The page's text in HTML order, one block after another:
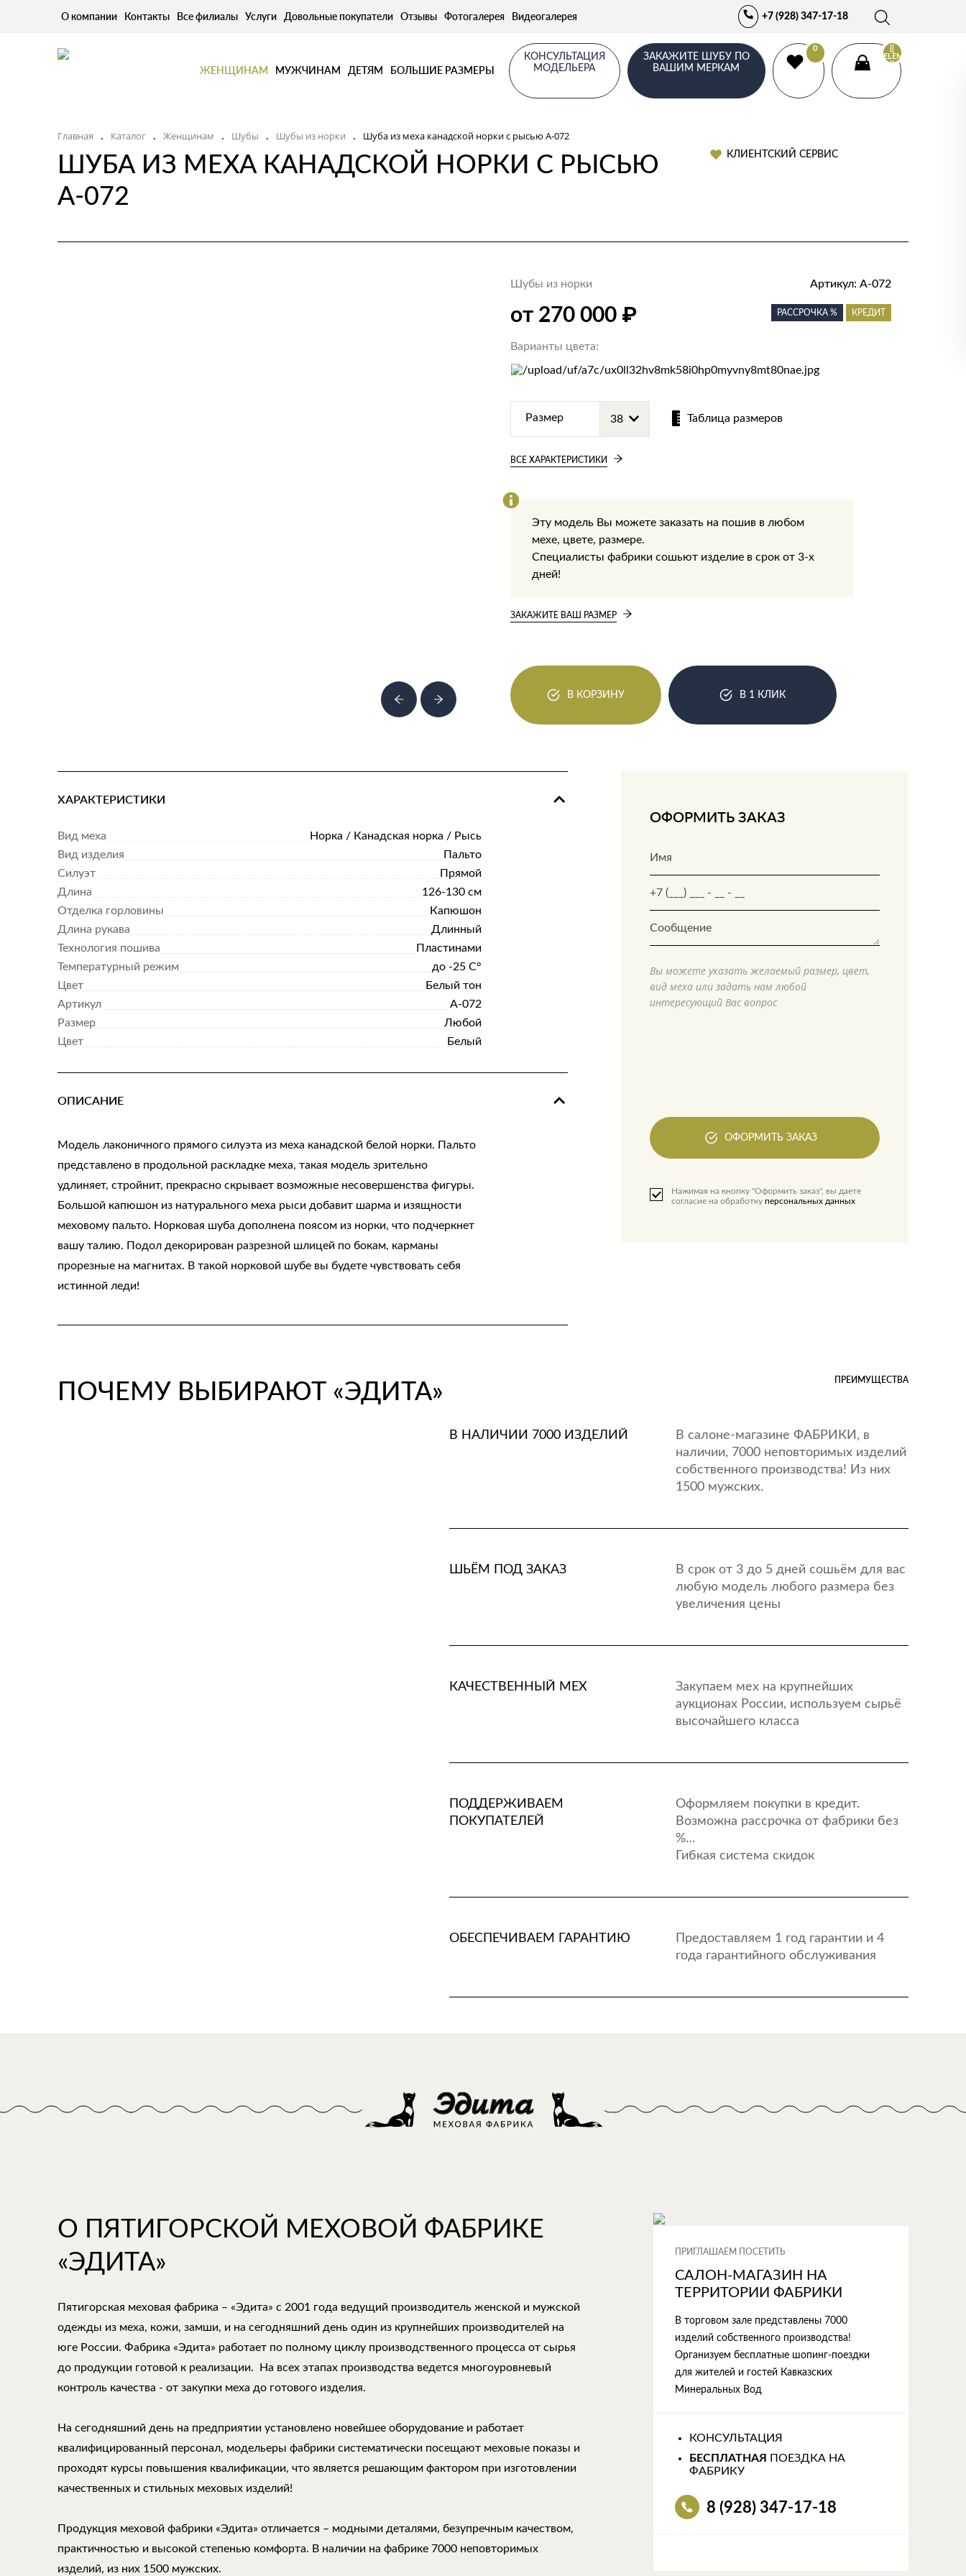
О компании Контакты Все филиалы Услуги Довольные покупатели Отзывы Фотогалерея Видеогалерея +7 (928) 347-17-18
ЖЕНЩИНАМ МУЖЧИНАМ ДЕТЯМ БОЛЬШИЕ РАЗМЕРЫ
КОНСУЛЬТАЦИЯ
МОДЕЛЬЕРА
ЗАКАЖИТЕ ШУБУ ПО
ВАШИМ МЕРКАМ
0
{{
ELEMENTS.LENGTH
}}
Главная . Каталог . Женщинам . Шубы . Шубы из норки . Шуба из меха канадской норки с рысью А-072
ШУБА ИЗ МЕХА КАНАДСКОЙ НОРКИ С РЫСЬЮ
А-072
КЛИЕНТСКИЙ СЕРВИС
Шубы из норки Артикул:А-072
от 270 000 ₽ РАССРОЧКА % КРЕДИТ
Варианты цвета:
Размер Таблица размеров
ВСЕ ХАРАКТЕРИСТИКИ
Эту модель Вы можете заказать на пошив в любом
мехе, цвете, размере.
Специалисты фабрики сошьют изделие в срок от 3-х
дней!
ЗАКАЖИТЕ ВАШ РАЗМЕР
В КОРЗИНУ В 1 КЛИК
ХАРАКТЕРИСТИКИ
Вид меха
Норка / Канадская норка / Рысь
Вид изделия
Пальто
Силуэт
Прямой
Длина
126-130 см
Отделка горловины
Капюшон
Длина рукава
Длинный
Технология пошива
Пластинами
Температурный режим
до -25 С°
Цвет
Белый тон
Артикул
А-072
Размер
Любой
Цвет
Белый
ОПИСАНИЕ
Модель лаконичного прямого силуэта из меха канадской белой норки. Пальто
представлено в продольной раскладке меха, такая модель зрительно
удлиняет, стройнит, прекрасно скрывает возможные несовершенства фигуры.
Большой капюшон из натурального меха рыси добавит шарма и изящности
меховому пальто. Норковая шуба дополнена поясом из норки, что подчеркнет
вашу талию. Подол декорирован разрезной шлицей по бокам, карманы
прорезные на магнитах. В такой норковой шубе вы будете чувствовать себя
истинной леди!
ОФОРМИТЬ ЗАКАЗ
Вы можете указать желаемый размер, цвет,
вид меха или задать нам любой
интересующий Вас вопрос
ОФОРМИТЬ ЗАКАЗ
Нажимая на кнопку "Оформить заказ", вы даете
согласие на обработку персональных данных
ПОЧЕМУ ВЫБИРАЮТ «ЭДИТА» ПРЕИМУЩЕСТВА
В НАЛИЧИИ 7000 ИЗДЕЛИЙ
В салоне-магазине ФАБРИКИ, в
наличии, 7000 неповторимых изделий
собственного производства! Из них
1500 мужских.
ШЬЁМ ПОД ЗАКАЗ
В срок от 3 до 5 дней сошьём для вас
любую модель любого размера без
увеличения цены
КАЧЕСТВЕННЫЙ МЕХ
Закупаем мех на крупнейших
аукционах России, используем сырьё
высочайшего класса
ПОДДЕРЖИВАЕМ
ПОКУПАТЕЛЕЙ
Оформляем покупки в кредит.
Возможна рассрочка от фабрики без
%…
Гибкая система скидок
ОБЕСПЕЧИВАЕМ ГАРАНТИЮ
Предоставляем 1 год гарантии и 4
года гарантийного обслуживания
О ПЯТИГОРСКОЙ МЕХОВОЙ ФАБРИКЕ
«ЭДИТА»
Пятигорская меховая фабрика – «Эдита» с 2001 года ведущий производитель женской и мужской
одежды из меха, кожи, замши, и на сегодняшний день один из крупнейших производителей на
юге России. Фабрика «Эдита» работает по полному циклу производственного процесса от сырья
до продукции готовой к реализации. На всех этапах производства ведется многоуровневый
контроль качества - от закупки меха до готового изделия.
На сегодняшний день на предприятии установлено новейшее оборудование и работает
квалифицированный персонал, модельеры фабрики систематически посещают меховые показы и
проходят курсы повышения квалификации, что является решающим фактором при изготовлении
качественных и стильных меховых изделий!
Продукция меховой фабрики «Эдита» отличается – модными деталями, безупречным качеством,
практичностью и высокой степенью комфорта. В наличии на фабрике 7000 неповторимых
изделий, из них 1500 мужских.
ПРИГЛАШАЕМ ПОСЕТИТЬ
САЛОН-МАГАЗИН НА
ТЕРРИТОРИИ ФАБРИКИ
В торговом зале представлены 7000
изделий собственного производства!
Организуем бесплатные шопинг-поездки
для жителей и гостей Кавказских
Минеральных Вод
КОНСУЛЬТАЦИЯ
БЕСПЛАТНАЯ
ПОЕЗДКА НА
ФАБРИКУ
8 (928) 347-17-18